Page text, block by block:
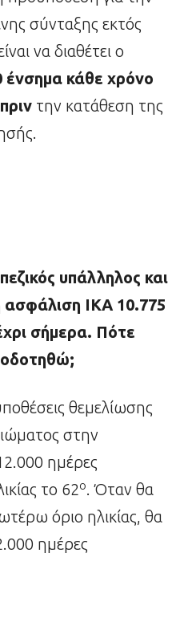
σύνταξης εκτός
να διαθέτει ο
ένσημα κάθε χρόνο
την κατάθεση της
υπάλληλος και
ασφάλιση ΙΚΑ 10.775
σήμερα. Πότε
θεμελίωσης
στην
ημέρες
το 62ο. Όταν θα
όριο ηλικίας, θα
ημέρες